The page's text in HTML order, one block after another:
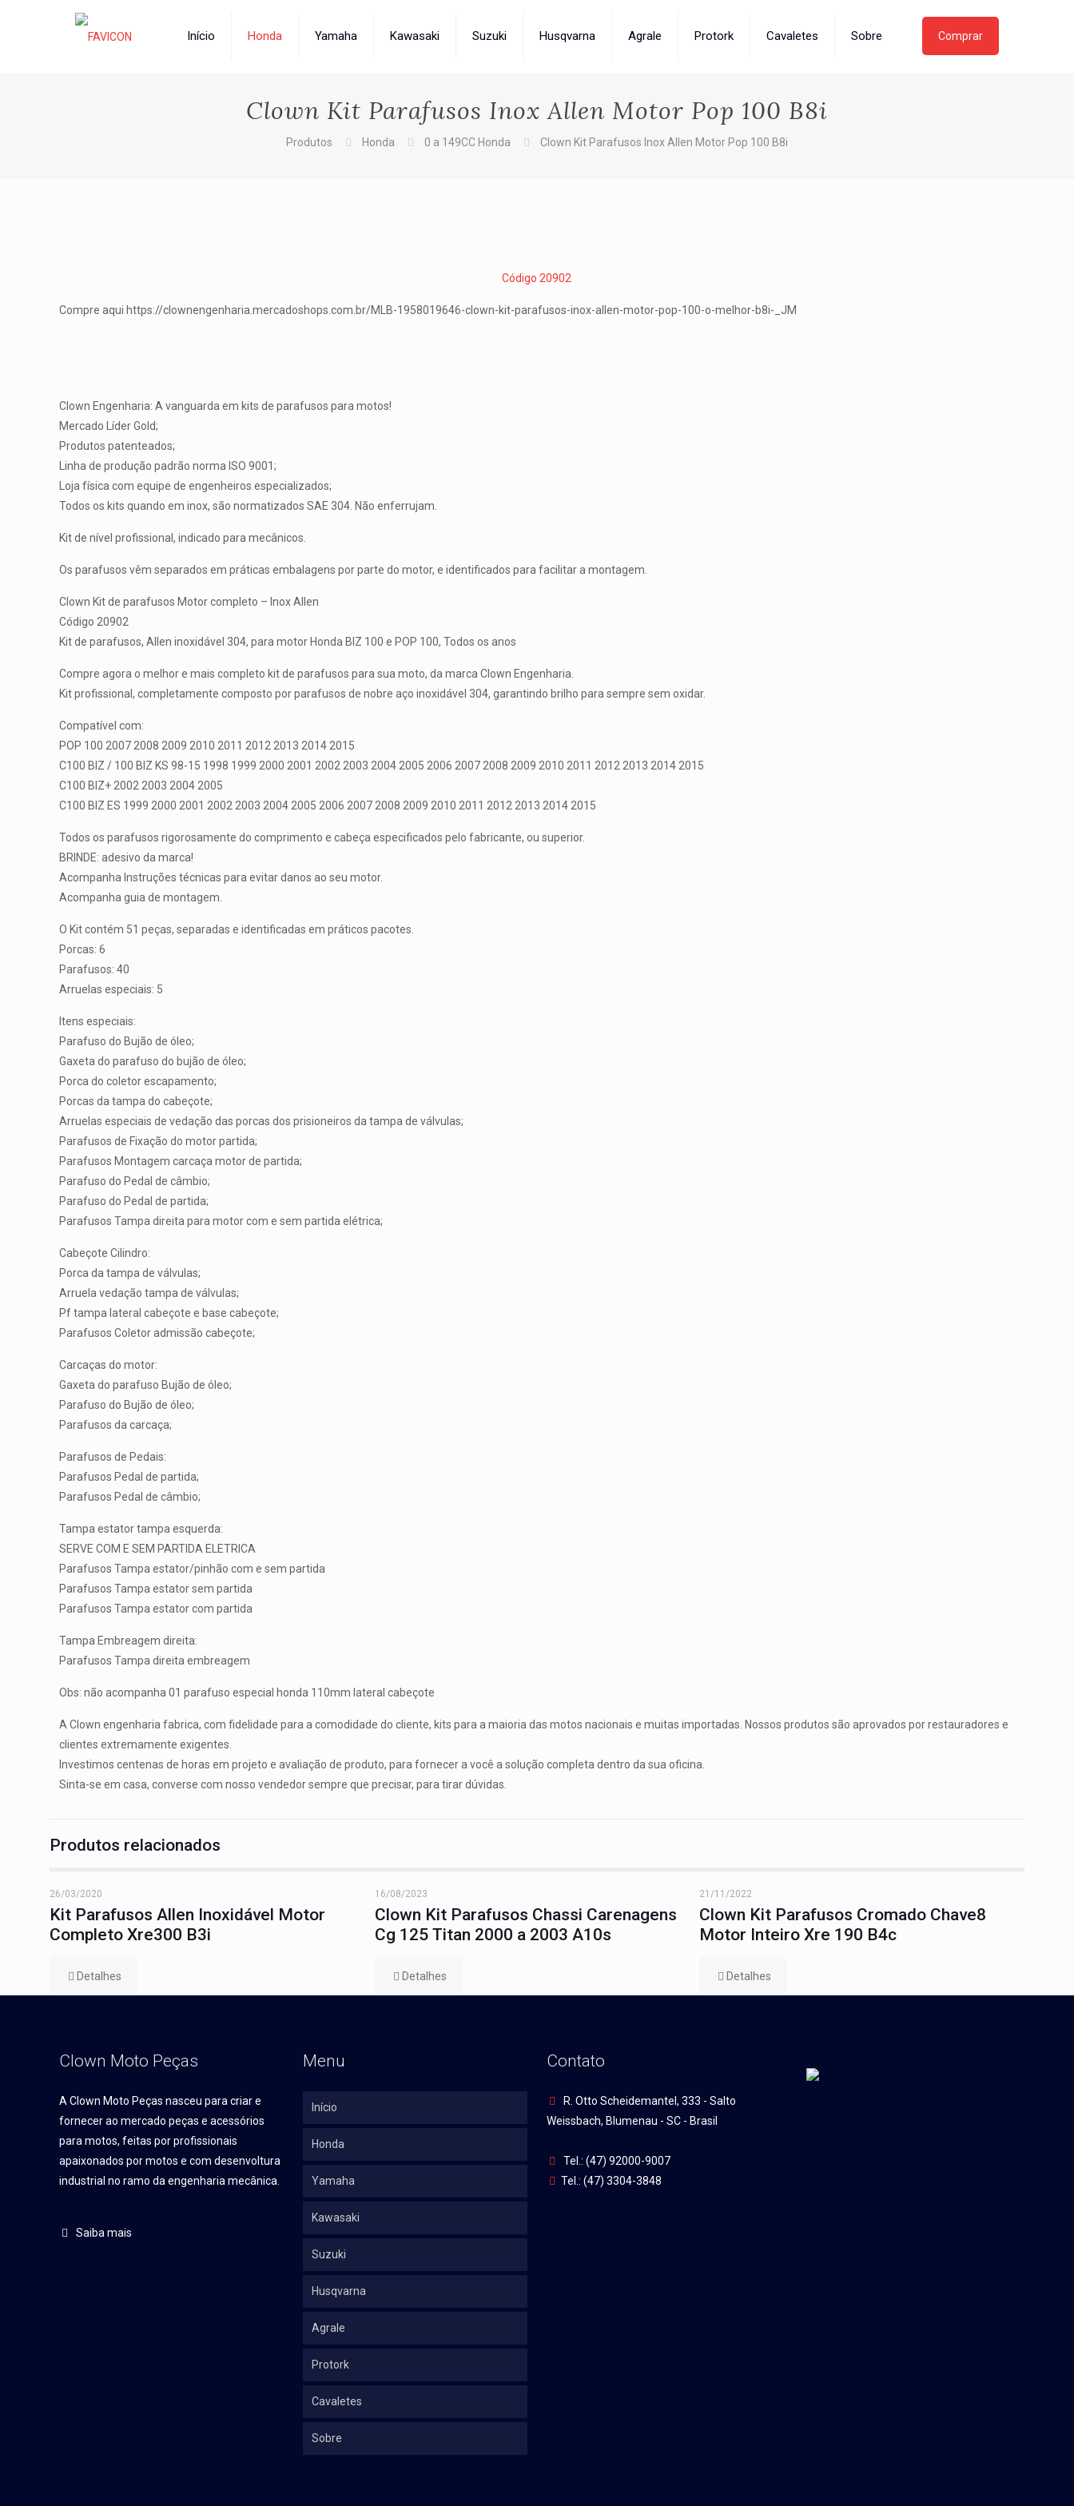
Início Honda Yamaha Kawasaki Suzuki Husqvarna Agrale Protork Cavaletes Sobre Comprar
Clown Kit Parafusos Inox Allen Motor Pop 100 B8i
Produtos Honda 0 a 149CC Honda Clown Kit Parafusos Inox Allen Motor Pop 100 B8i
Código 20902
Compre aqui https://clownengenharia.mercadoshops.com.br/MLB-1958019646-clown-kit-parafusos-inox-allen-motor-pop-100-o-melhor-b8i-_JM
Clown Engenharia: A vanguarda em kits de parafusos para motos!
Mercado Líder Gold;
Produtos patenteados;
Linha de produção padrão norma ISO 9001;
Loja física com equipe de engenheiros especializados;
Todos os kits quando em inox, são normatizados SAE 304. Não enferrujam.
Kit de nível profissional, indicado para mecânicos.
Os parafusos vêm separados em práticas embalagens por parte do motor, e identificados para facilitar a montagem.
Clown Kit de parafusos Motor completo – Inox Allen
Código 20902
Kit de parafusos, Allen inoxidável 304, para motor Honda BIZ 100 e POP 100, Todos os anos
Compre agora o melhor e mais completo kit de parafusos para sua moto, da marca Clown Engenharia.
Kit profissional, completamente composto por parafusos de nobre aço inoxidável 304, garantindo brilho para sempre sem oxidar.
Compatível com:
POP 100 2007 2008 2009 2010 2011 2012 2013 2014 2015
C100 BIZ / 100 BIZ KS 98-15 1998 1999 2000 2001 2002 2003 2004 2005 2006 2007 2008 2009 2010 2011 2012 2013 2014 2015
C100 BIZ+ 2002 2003 2004 2005
C100 BIZ ES 1999 2000 2001 2002 2003 2004 2005 2006 2007 2008 2009 2010 2011 2012 2013 2014 2015
Todos os parafusos rigorosamente do comprimento e cabeça especificados pelo fabricante, ou superior.
BRINDE: adesivo da marca!
Acompanha Instruções técnicas para evitar danos ao seu motor.
Acompanha guia de montagem.
O Kit contém 51 peças, separadas e identificadas em práticos pacotes.
Porcas: 6
Parafusos: 40
Arruelas especiais: 5
Itens especiais:
Parafuso do Bujão de óleo;
Gaxeta do parafuso do bujão de óleo;
Porca do coletor escapamento;
Porcas da tampa do cabeçote;
Arruelas especiais de vedação das porcas dos prisioneiros da tampa de válvulas;
Parafusos de Fixação do motor partida;
Parafusos Montagem carcaça motor de partida;
Parafuso do Pedal de câmbio;
Parafuso do Pedal de partida;
Parafusos Tampa direita para motor com e sem partida elétrica;
Cabeçote Cilindro:
Porca da tampa de válvulas;
Arruela vedação tampa de válvulas;
Pf tampa lateral cabeçote e base cabeçote;
Parafusos Coletor admissão cabeçote;
Carcaças do motor:
Gaxeta do parafuso Bujão de óleo;
Parafuso do Bujão de óleo;
Parafusos da carcaça;
Parafusos de Pedais:
Parafusos Pedal de partida;
Parafusos Pedal de câmbio;
Tampa estator tampa esquerda:
SERVE COM E SEM PARTIDA ELETRICA
Parafusos Tampa estator/pinhão com e sem partida
Parafusos Tampa estator sem partida
Parafusos Tampa estator com partida
Tampa Embreagem direita:
Parafusos Tampa direita embreagem
Obs: não acompanha 01 parafuso especial honda 110mm lateral cabeçote
A Clown engenharia fabrica, com fidelidade para a comodidade do cliente, kits para a maioria das motos nacionais e muitas importadas. Nossos produtos são aprovados por restauradores e
clientes extremamente exigentes.
Investimos centenas de horas em projeto e avaliação de produto, para fornecer a você a solução completa dentro da sua oficina.
Sinta-se em casa, converse com nosso vendedor sempre que precisar, para tirar dúvidas.
Produtos relacionados
26/03/2020
Kit Parafusos Allen Inoxidável Motor
Completo Xre300 B3i
Detalhes
16/08/2023
Clown Kit Parafusos Chassi Carenagens
Cg 125 Titan 2000 a 2003 A10s
Detalhes
21/11/2022
Clown Kit Parafusos Cromado Chave8
Motor Inteiro Xre 190 B4c
Detalhes
Clown Moto Peças
A Clown Moto Peças nasceu para criar e
fornecer ao mercado peças e acessórios
para motos, feitas por profissionais
apaixonados por motos e com desenvoltura
industrial no ramo da engenharia mecânica.
Saiba mais
Menu
Início
Honda
Yamaha
Kawasaki
Suzuki
Husqvarna
Agrale
Protork
Cavaletes
Sobre
Contato
R. Otto Scheidemantel, 333 - Salto
Weissbach, Blumenau - SC - Brasil
Tel.: (47) 92000-9007
Tel.: (47) 3304-3848